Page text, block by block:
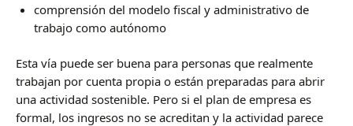
comprensión del modelo fiscal y administrativo de
trabajo como autónomo
Esta vía puede ser buena para personas que realmente
trabajan por cuenta propia o están preparadas para abrir
una actividad sostenible. Pero si el plan de empresa es
formal, los ingresos no se acreditan y la actividad parece